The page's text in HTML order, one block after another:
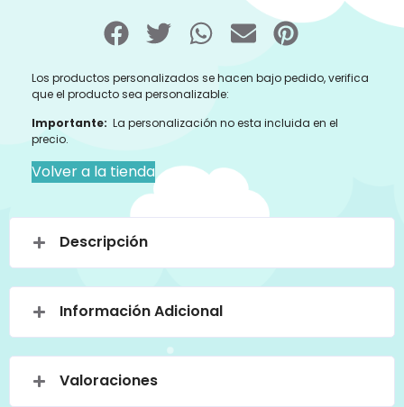
Los productos personalizados se hacen bajo pedido, verifica
que el producto sea personalizable:
Importante: La personalización no esta incluida en el
precio.
Volver a la tienda
Descripción
Información Adicional
Valoraciones